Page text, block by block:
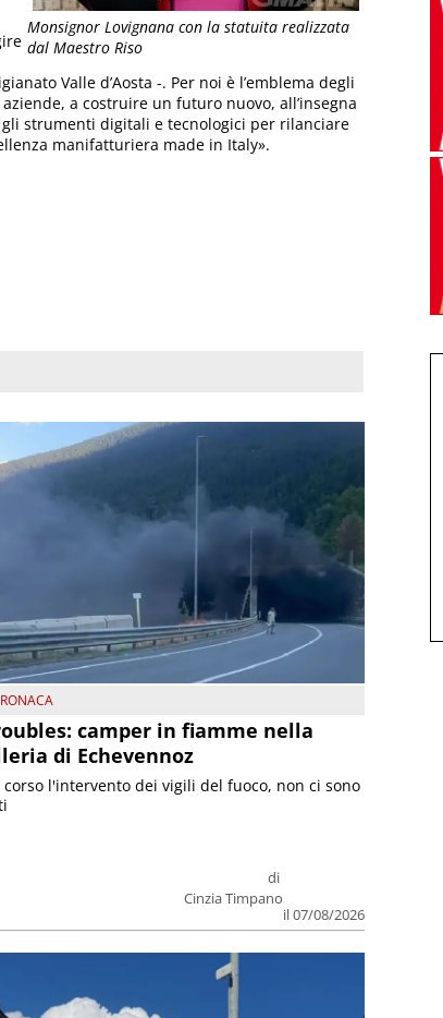
Monsignor Lovignana con la statuita realizzata
dal Maestro Riso
Valle d’Aosta -. Per noi è l’emblema degli
a costruire un futuro nuovo, all’insegna
strumenti digitali e tecnologici per rilanciare
manifatturiera made in Italy».
camper in fiamme nella
di Echevennoz
di
Cinzia Timpano
il 07/08/2026
corso l'intervento dei vigili del fuoco, non ci sono